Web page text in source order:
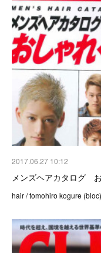
2017.06.27 10:12
メンズヘアカタログ
hair / tomohiro kogure